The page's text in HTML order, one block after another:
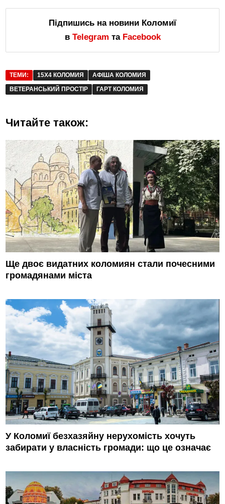
Підпишись на новини Коломиї
в Telegram та Facebook
ТЕМИ: 15X4 КОЛОМИЯ
АФІША КОЛОМИЯ
ВЕТЕРАНСЬКИЙ ПРОСТІР
ГАРТ КОЛОМИЯ
Читайте також:
Ще двоє видатних коломиян стали почесними
громадянами міста
У Коломиї безхазяйну нерухомість хочуть
забирати у власність громади: що це означає